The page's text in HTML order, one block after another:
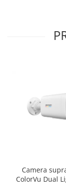
Camera
ColorVu Dual